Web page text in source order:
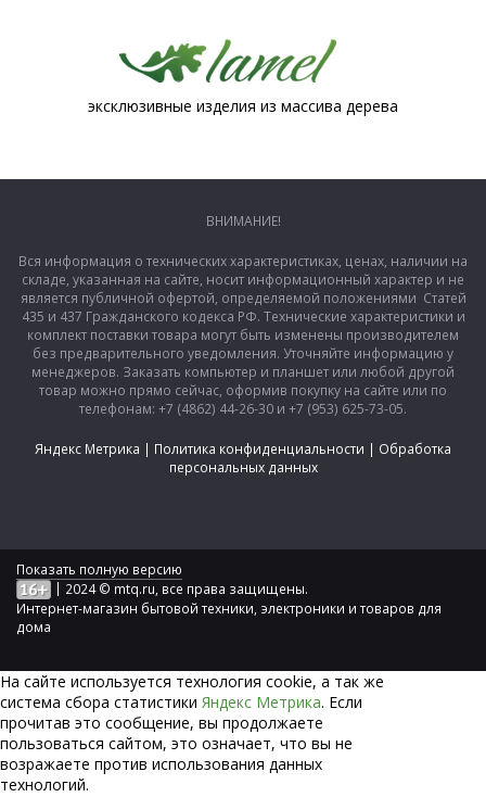
эксклюзивные изделия из массива дерева
ВНИМАНИЕ!
Вся информация о технических характеристиках, ценах, наличии на
складе, указанная на сайте, носит информационный характер и не
является публичной офертой, определяемой положениями Статей
435 и 437 Гражданского кодекса РФ. Технические характеристики и
комплект поставки товара могут быть изменены производителем
без предварительного уведомления. Уточняйте информацию у
менеджеров. Заказать компьютер и планшет или любой другой
товар можно прямо сейчас, оформив покупку на сайте или по
телефонам: +7 (4862) 44-26-30 и +7 (953) 625-73-05.
Яндекс Метрика | Политика конфиденциальности | Обработка
персональных данных
Показать полную версию
| 2024 © mtq.ru, все права защищены.
Интернет-магазин бытовой техники, электроники и товаров для
дома
На сайте используется технология сookie, а так же
система сбора статистики Яндекс Метрика. Если
прочитав это сообщение, вы продолжаете
пользоваться сайтом, это означает, что вы не
возражаете против использования данных
технологий.